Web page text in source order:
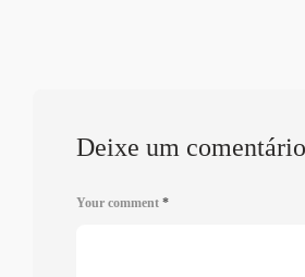
Deixe um comentário
Your comment *